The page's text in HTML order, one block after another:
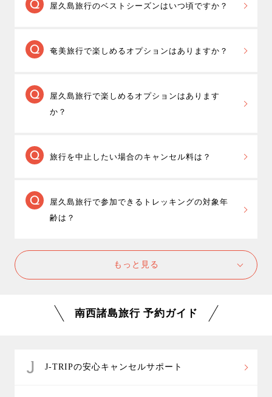
満喫できる6月下旬～7月頃が奄美旅行のベストシーズ
も高くなりますので、少しでも安く抑えたいなら9月〜
10月がおすすめです。
屋久島旅行のベストシーズンはいつ頃ですか？
さまざまです。
えますので、トレッキングにおすすめのシーズンで
す。また、高山植物が見頃を迎える9月～10月もトレッ
を楽しむなら7月下旬～8月の夏休みの時期がベストシ
ーズンになります。屋久島観光や温泉を楽しむなら、
奄美旅行で楽しめるオプションはありますか？
ングツアーや体験ダイビング、金作原探検やマングロ
ーブカヌー体験、水中観光船での観光など奄美大島で
売しております。
また、奄美大島でのファンダイビングやゴルフなら、
屋久島旅行で楽しめるオプションはあります
か？
谷雲水峡、太忠岳など屋久島の自然を楽しむトレッキ
す。
ガイド付きトレッキングツアー付きプラン
旅行を中止したい場合のキャンセル料は？
が、MY-TRIP会員特典として、支払ったキャンセル料
を全額ポイントで還元する「
屋久島旅行で参加できるトレッキングの対象年
齢は？
参加されるトレッキングツアーにより異なりま
すが、縄文杉トレッキングでは約10時間の登山となり
子様は同行できませんので、保護者の方がお子様の付
もっと見る
南西諸島旅行 予約ガイド
J-TRIPの安心キャンセルサポート